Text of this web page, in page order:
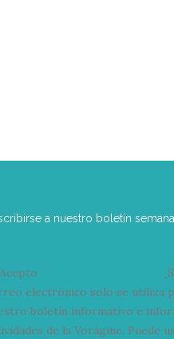
a nuestro boletín
Acepto
electrónico solo se utiliza
boletín informativo e
de la Vorágine. Puede